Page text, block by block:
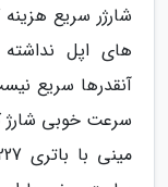
شارژر سریع
های اپل
آنقدرها سریع